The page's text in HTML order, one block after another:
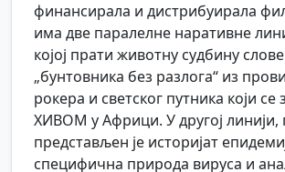
финансирала и дистрибуирала
има две паралелне наративне
којој прати животну судбину
„бунтовника без разлога“ из
рокера и светског путника који се
ХИВОМ у Африци. У другој линији,
представљен је историјат
специфична природа вируса и